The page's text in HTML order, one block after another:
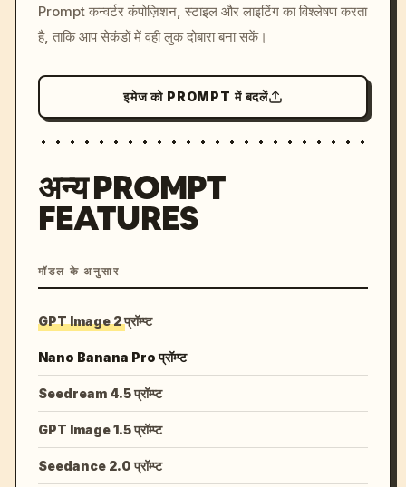
colors, 8k --v 6.0
Prompt कन्वर्टर कंपोज़िशन, स्टाइल और लाइटिंग का विश्लेषण करता
है, ताकि आप सेकंडों में वही लुक दोबारा बना सकें।
इमेज को PROMPT में बदलें
अन्य PROMPT
FEATURES
मॉडल के अनुसार
GPT Image 2 प्रॉम्प्ट
Nano Banana Pro प्रॉम्प्ट
Seedream 4.5 प्रॉम्प्ट
GPT Image 1.5 प्रॉम्प्ट
Seedance 2.0 प्रॉम्प्ट